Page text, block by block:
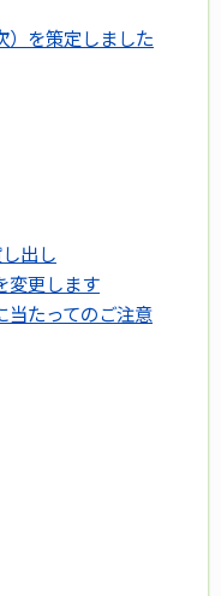
）を策定しました
出し
変更します
当たってのご注意